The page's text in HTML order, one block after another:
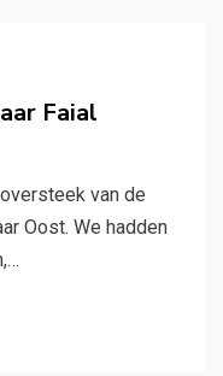
Faial
van de
Oost. We hadden